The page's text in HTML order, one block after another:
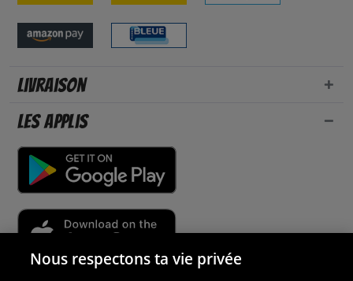
Livraison
Les applis
Nous respectons ta vie privée